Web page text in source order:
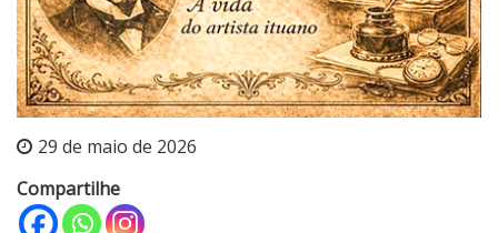
29 de maio de 2026
Compartilhe